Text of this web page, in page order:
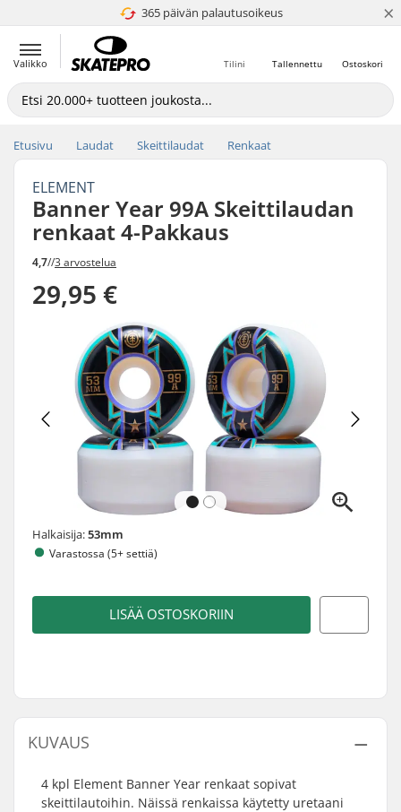
365 päivän palautusoikeus
4.8 / 5 ×
Valikko Ostoskori
Tallennettu
Tilini
Etusivu Laudat Skeittilaudat Renkaat
ELEMENT
Banner Year 99A Skeittilaudan
renkaat 4-Pakkaus
4,7//3 arvostelua
29,95 €
Halkaisija:53mm
Varastossa (5+ settiä)
LISÄÄ OSTOSKORIIN
KUVAUS
4 kpl Element Banner Year renkaat sopivat
skeittilautoihin. Näissä renkaissa käytetty uretaani